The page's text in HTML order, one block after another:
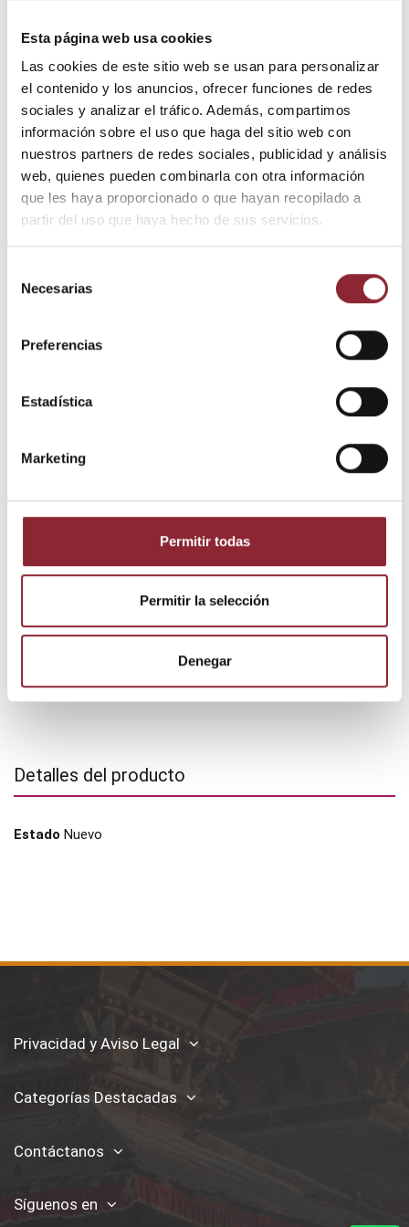
Esta página web usa cookies
Las cookies de este sitio web se usan para personalizar
el contenido y los anuncios, ofrecer funciones de redes
sociales y analizar el tráfico. Además, compartimos
información sobre el uso que haga del sitio web con
nuestros partners de redes sociales, publicidad y análisis
web, quienes pueden combinarla con otra información
que les haya proporcionado o que hayan recopilado a
partir del uso que haya hecho de sus servicios.
Necesarias
Preferencias
Estadística
Marketing
Permitir todas
Permitir la selección
Denegar
60,00 €
Impuestos incluidos
Thangka pintado a mano en tela de algodón que representa
escenas de la Vida de Buda.
Medidas: 45 x 37 cms.
Añadir al carrito
DESCUBRE NUESTRA TIENDA FÍSICA
Detalles del producto
Estado Nuevo
Privacidad y Aviso Legal
Categorías Destacadas
Contáctanos
Síguenos en